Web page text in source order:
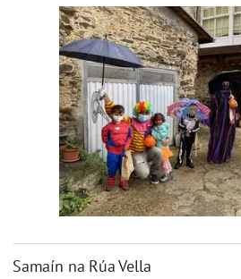
Samaín na Rúa Vella